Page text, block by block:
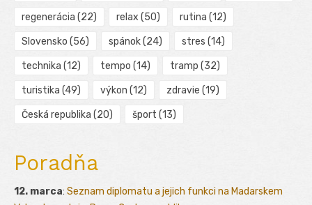
regenerácia (22) relax (50) rutina (12)
Slovensko (56) spánok(24) stres (14)
technika (12) tempo (14) tramp (32)
turistika (49) výkon (12) zdravie (19)
Česká republika (20) šport (13)
Poradňa
12. marca: Seznam diplomatu a jejich funkci na Madarskem